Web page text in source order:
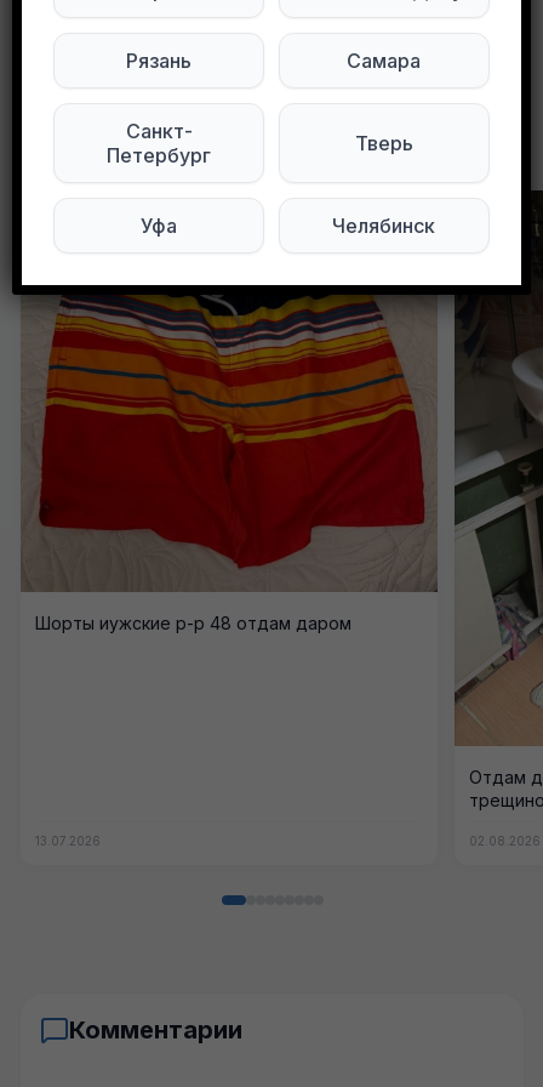
Другие объявления в этом городе
Шорты иужские р-р 48 отдам даром
13.07.2026
Отдам
02.08.2026
Комментарии
Рязань Самара
Санкт-
Петербург
Тверь
Уфа Челябинск